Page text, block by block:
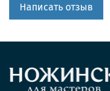
Написать отзыв